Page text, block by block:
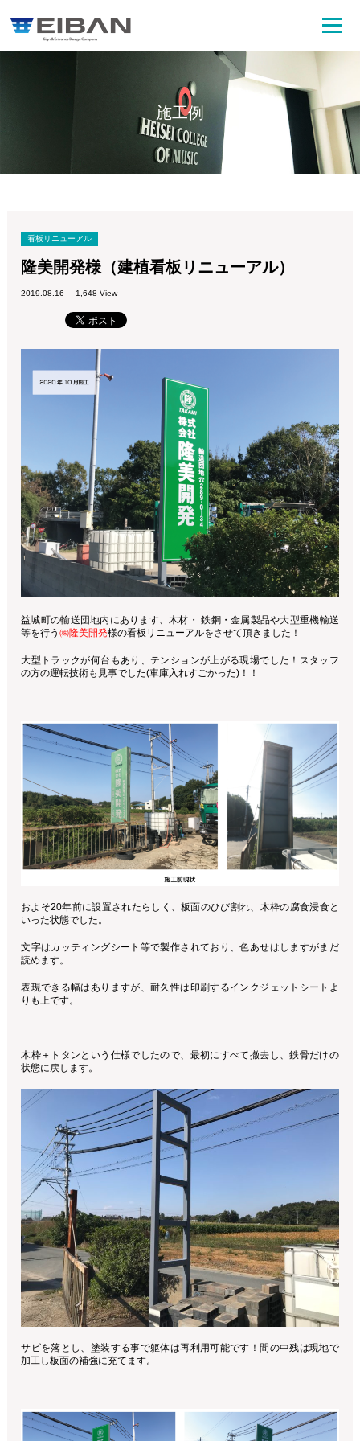
施工例
看板リニューアル
隆美開発様（建植看板リニューアル）
2019.08.16 1,648 View
益城町の輸送団地内にあります、木材・ 鉄鋼・金属製品や大型重機輸送
等を行う㈱隆美開発様の看板リニューアルをさせて頂きました！
大型トラックが何台もあり、テンションが上がる現場でした！ スタッフ
の方の運転技術も見事でした(車庫入れすごかった)！！
およそ20年前に設置されたらしく、板面のひび割れ、木枠の腐食浸食と
いった状態でした。
文字はカッティングシート等で製作されており、色あせはしますがまだ
読めます。
表現できる幅はありますが、耐久性は印刷するインクジェットシートよ
りも上です。
木枠＋トタンという仕様でしたので、最初にすべて撤去し、鉄骨だけの
状態に戻します。
サビを落とし、塗装する事で躯体は再利用可能です！間の中残は現地で
加工し板面の補強に充てます。